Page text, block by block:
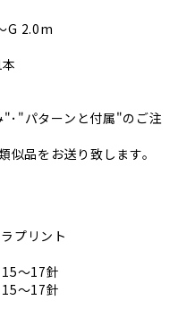
G 2.0m
･"パターンと付属"のご注
品をお送り致します。
プリント
～17針
～17針